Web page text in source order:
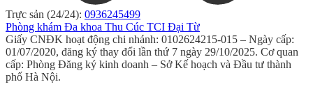
Trực sản (24/24): 0936245499
Phòng khám Đa khoa Thu Cúc TCI Đại Từ
Giấy CNĐK hoạt động chi nhánh: 0102624215-015 – Ngày cấp:
01/07/2020, đăng ký thay đổi lần thứ 7 ngày 29/10/2025. Cơ quan
cấp: Phòng Đăng ký kinh doanh – Sở Kế hoạch và Đầu tư thành
phố Hà Nội.